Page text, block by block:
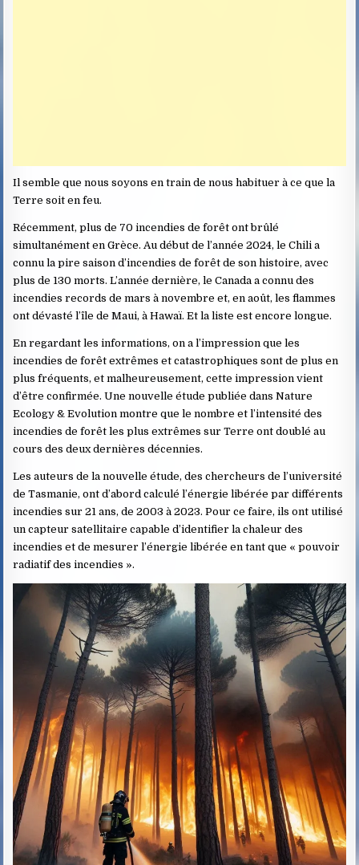
Il semble que nous soyons en train de nous habituer à ce que la
Terre soit en feu.
Récemment, plus de 70 incendies de forêt ont brûlé
simultanément en Grèce. Au début de l’année 2024, le Chili a
connu la pire saison d’incendies de forêt de son histoire, avec
plus de 130 morts. L’année dernière, le Canada a connu des
incendies records de mars à novembre et, en août, les flammes
ont dévasté l’île de Maui, à Hawaï. Et la liste est encore longue.
En regardant les informations, on a l’impression que les
incendies de forêt extrêmes et catastrophiques sont de plus en
plus fréquents, et malheureusement, cette impression vient
d’être confirmée. Une nouvelle étude publiée dans Nature
Ecology & Evolution montre que le nombre et l’intensité des
incendies de forêt les plus extrêmes sur Terre ont doublé au
cours des deux dernières décennies.
Les auteurs de la nouvelle étude, des chercheurs de l’université
de Tasmanie, ont d’abord calculé l’énergie libérée par différents
incendies sur 21 ans, de 2003 à 2023. Pour ce faire, ils ont utilisé
un capteur satellitaire capable d’identifier la chaleur des
incendies et de mesurer l’énergie libérée en tant que « pouvoir
radiatif des incendies ».